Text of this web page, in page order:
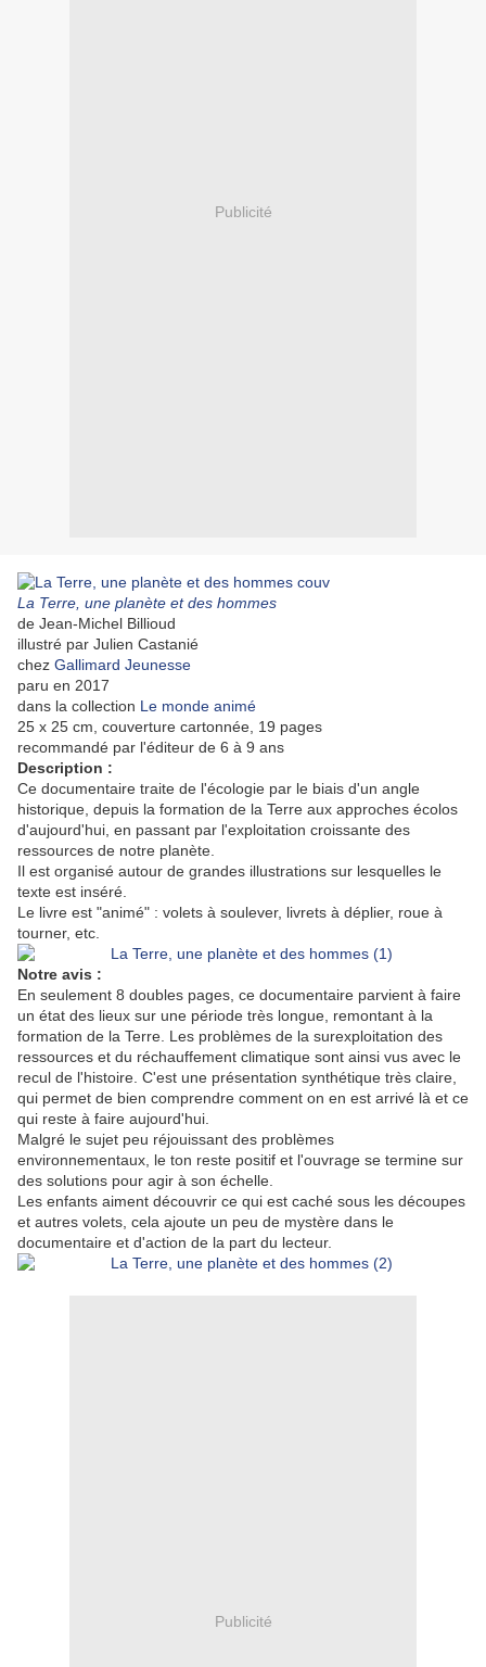
Publicité
La Terre, une planète et des hommes
de Jean-Michel Billioud
illustré par Julien Castanié
chez Gallimard Jeunesse
paru en 2017
dans la collection Le monde animé
25 x 25 cm, couverture cartonnée, 19 pages
recommandé par l'éditeur de 6 à 9 ans
Description :
Ce documentaire traite de l'écologie par le biais d'un angle
historique, depuis la formation de la Terre aux approches écolos
d'aujourd'hui, en passant par l'exploitation croissante des
ressources de notre planète.
Il est organisé autour de grandes illustrations sur lesquelles le
texte est inséré.
Le livre est "animé" : volets à soulever, livrets à déplier, roue à
tourner, etc.
Notre avis :
En seulement 8 doubles pages, ce documentaire parvient à faire
un état des lieux sur une période très longue, remontant à la
formation de la Terre. Les problèmes de la surexploitation des
ressources et du réchauffement climatique sont ainsi vus avec le
recul de l'histoire. C'est une présentation synthétique très claire,
qui permet de bien comprendre comment on en est arrivé là et ce
qui reste à faire aujourd'hui.
Malgré le sujet peu réjouissant des problèmes
environnementaux, le ton reste positif et l'ouvrage se termine sur
des solutions pour agir à son échelle.
Les enfants aiment découvrir ce qui est caché sous les découpes
et autres volets, cela ajoute un peu de mystère dans le
documentaire et d'action de la part du lecteur.
Publicité